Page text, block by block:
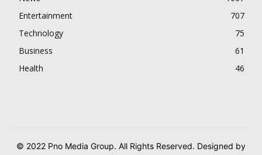
Entertainment
707
Technology
75
Business
61
Health
46
© 2022 Pno Media Group. All Rights Reserved. Designed by